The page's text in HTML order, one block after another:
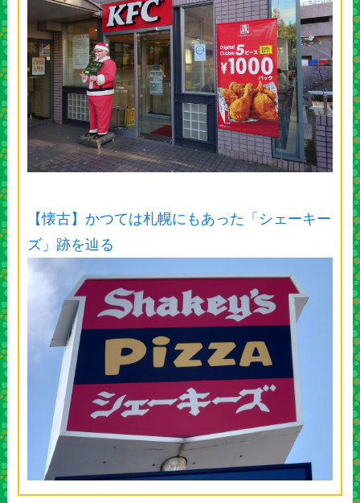
【懐古】かつては札幌にもあった「シェーキー
ズ」跡を辿る